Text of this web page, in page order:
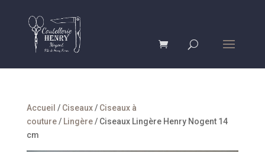
Accueil / Ciseaux/ Ciseaux à
couture/ Lingère/ Ciseaux Lingère Henry Nogent 14
cm